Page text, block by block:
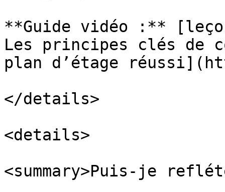
**Guide vidéo :**
Les principes clés de
plan d’étage
</details>
<details>
<summary>Puis-je